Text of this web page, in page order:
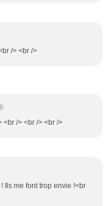
/> <br />
<br /> <br /> <br />
Ils me font trop envie !<br